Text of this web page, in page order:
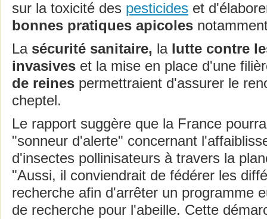
sur la toxicité des pesticides et
bonnes pratiques apicoles
La sécurité sanitaire, la lutte contre
invasives et la mise en place d'une
de reines permettraient d'assurer le
cheptel.
Le rapport suggère que la France
"sonneur d'alerte" concernant
d'insectes pollinisateurs à travers la
"Aussi, il conviendrait de fédérer les
recherche afin d'arrêter un programme
de recherche pour l'abeille. Cette